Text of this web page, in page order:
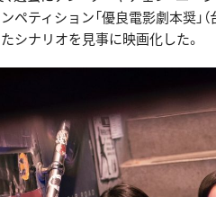
ペティション「優良電影劇本奨」
シナリオを見事に映画化した。